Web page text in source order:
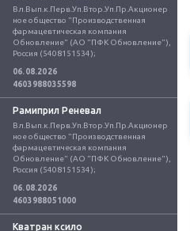
Вл.Вып.к.Перв.Уп.Втор.Уп.Пр.Акционер
ное общество "Производственная
фармацевтическая компания
Обновление" (АО "ПФК Обновление"),
Россия (5408151534);
06.08.2026
4603988035598
Рамиприл Реневал
Вл.Вып.к.Перв.Уп.Втор.Уп.Пр.Акционер
ное общество "Производственная
фармацевтическая компания
Обновление" (АО "ПФК Обновление"),
Россия (5408151534);
06.08.2026
4603988051000
Кватран ксило